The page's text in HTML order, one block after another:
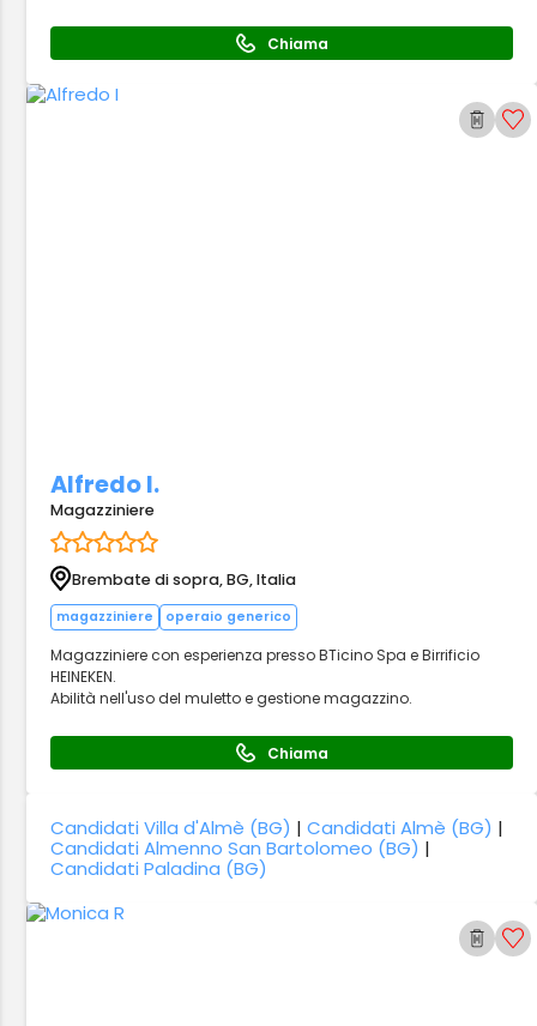
Chiama
Alfredo I.
Magazziniere
Brembate di sopra, BG, Italia
magazziniere operaio generico
Magazziniere con esperienza presso BTicino Spa e Birrificio
HEINEKEN.
Abilità nell'uso del muletto e gestione magazzino.
Chiama
Candidati Villa d'Almè (BG) |Candidati Almè (BG) |
Candidati Almenno San Bartolomeo (BG) |
Candidati Paladina (BG)